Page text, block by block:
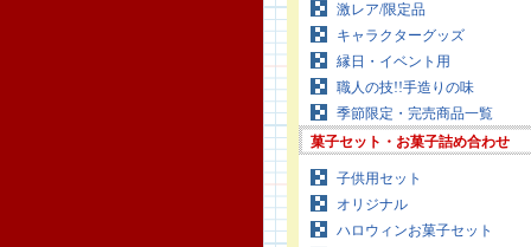
激レア/限定品
キャラクターグッズ
縁日・イベント用
職人の技!!手造りの味
季節限定・完売商品一覧
菓子セット・お菓子詰め合わせ
子供用セット
オリジナル
ハロウィンお菓子セット